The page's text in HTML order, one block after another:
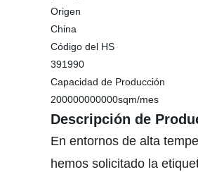
Origen
China
Código del HS
391990
Capacidad de Producción
200000000000sqm/mes
Descripción de
En entornos de alta
hemos solicitado la